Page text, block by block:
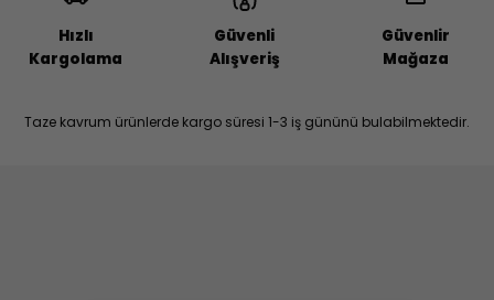
Hızlı
Kargolama
Güvenli
Alışveriş
Güvenlir
Mağaza
Taze kavrum ürünlerde kargo süresi 1-3 iş gününü bulabilmektedir.